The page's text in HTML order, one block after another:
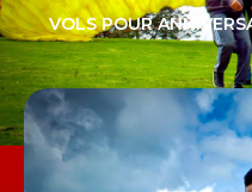
VOLS POUR